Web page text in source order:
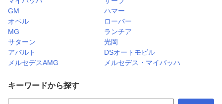
GM
ハマー
オペル
ローバー
MG
ランチア
サターン
光岡
アバルト
DSオートモビル
メルセデスAMG
メルセデス・マイバッハ
キーワードから探す